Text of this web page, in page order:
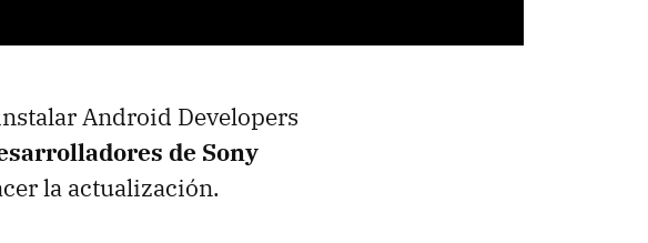
Android Developers
de Sony
la actualización.